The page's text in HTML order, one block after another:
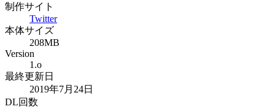
制作サイト
Twitter
本体サイズ
208MB
Version
1.o
最終更新日
2019年7月24日
DL回数